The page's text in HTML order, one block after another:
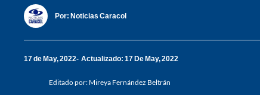
Por: Noticias Caracol
17 de May, 2022 Actualizado: 17 De May, 2022
Editado por: Mireya Fernández Beltrán